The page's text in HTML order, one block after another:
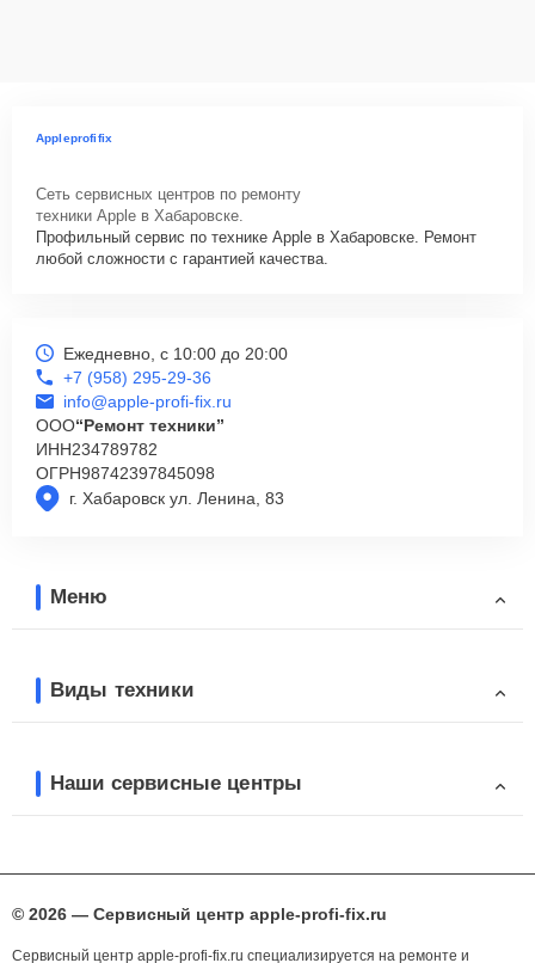
Appleprofifix
Сеть сервисных центров по ремонту
техники Apple в Хабаровске.
Профильный сервис по технике Apple в Хабаровске. Ремонт
любой сложности с гарантией качества.
г. Хабаровск ул. Ленина, 83
Ежедневно, с 10:00 до 20:00
+7 (958) 295-29-36
info@apple-profi-fix.ru
ООО“Ремонт техники”
ИНН234789782
ОГРН98742397845098
Меню
Виды техники
Наши сервисные центры
© 2026 — Сервисный центр apple-profi-fix.ru
Сервисный центр apple-profi-fix.ru специализируется на ремонте и